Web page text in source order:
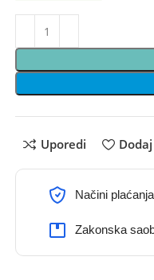
Uporedi
Načini
Zakonska